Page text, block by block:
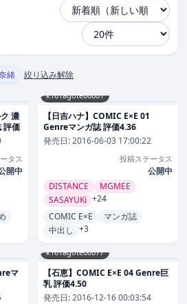
緒 絞り込み解除
濃
評価
タス
開中
k161agote00001
【日吉ハナ】COMIC E×E 01
Genreマンガ誌 評価4.36
発売日:2016-06-03 17:00:22
投稿ステータス
公開中
DISTANCE
MGMEE
SASAYUKi +24
COMIC E×E
マンガ誌
中出し +3
マ
k161agote00077
【石恵】COMIC E×E 04 Genre巨
乳 評価4.50
発売日:2016-12-16 00:03:54